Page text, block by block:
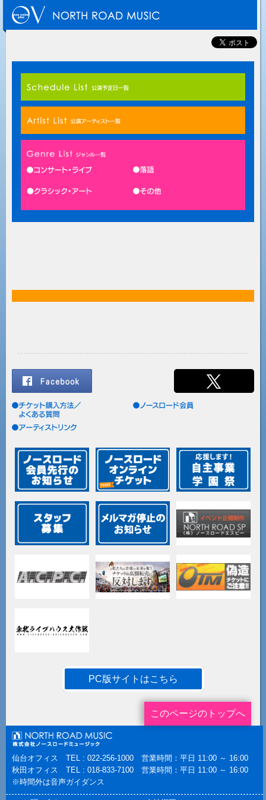
PC版サイトはこちら
このページのトップへ
仙台オフィス TEL : 022-256-1000 営業時間：平日 11:00 ～ 16:00
秋田オフィス TEL : 018-833-7100 営業時間：平日 11:00 ～ 16:00
※時間外は音声ガイダンス